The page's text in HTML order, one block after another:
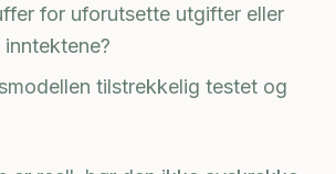
for uforutsette utgifter eller
tilstrekkelig testet og